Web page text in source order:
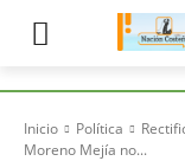
Inicio Política
Moreno Mejía no...